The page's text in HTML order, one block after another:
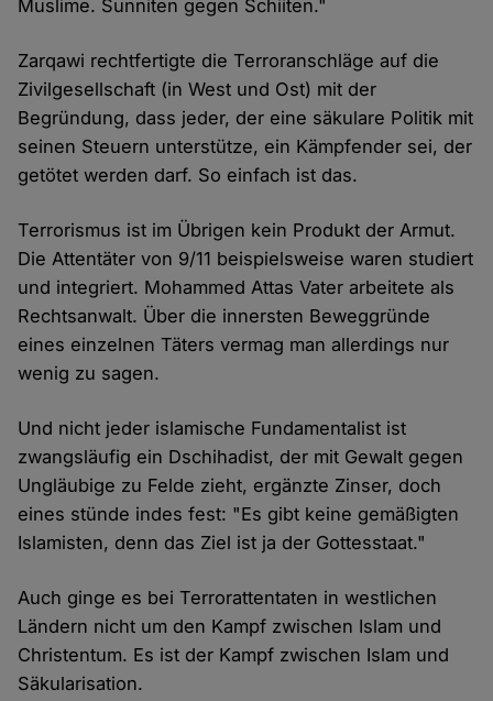
Muslime. Sunniten gegen Schiiten."
Zarqawi rechtfertigte die Terroranschläge auf die
Zivilgesellschaft (in West und Ost) mit der
Begründung, dass jeder, der eine säkulare Politik mit
seinen Steuern unterstütze, ein Kämpfender sei, der
getötet werden darf. So einfach ist das.
Terrorismus ist im Übrigen kein Produkt der Armut.
Die Attentäter von 9/11 beispielsweise waren studiert
und integriert. Mohammed Attas Vater arbeitete als
Rechtsanwalt. Über die innersten Beweggründe
eines einzelnen Täters vermag man allerdings nur
wenig zu sagen.
Und nicht jeder islamische Fundamentalist ist
zwangsläufig ein Dschihadist, der mit Gewalt gegen
Ungläubige zu Felde zieht, ergänzte Zinser, doch
eines stünde indes fest: "Es gibt keine gemäßigten
Islamisten, denn das Ziel ist ja der Gottesstaat."
Auch ginge es bei Terrorattentaten in westlichen
Ländern nicht um den Kampf zwischen Islam und
Christentum. Es ist der Kampf zwischen Islam und
Säkularisation.